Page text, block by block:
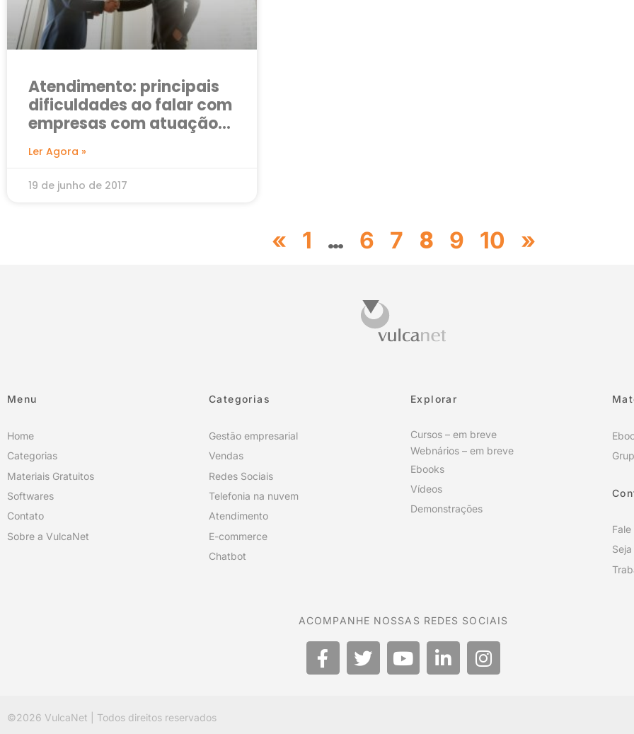
Atendimento: principais
dificuldades ao falar com
empresas com atuação
Ler Agora »
19 de junho de 2017
« 1 … 6 7 8 9 10 »
Menu
Home
Categorias
Materiais Gratuitos
Softwares
Contato
Sobre a VulcaNet
Categorias
Gestão empresarial
Vendas
Redes Sociais
Telefonia na nuvem
Atendimento
E-commerce
Chatbot
Explorar
Cursos – em breve
Webnários – em breve
Ebooks
Vídeos
Demonstrações
ACOMPANHE NOSSAS REDES SOCIAIS
©2026 VulcaNet | Todos direitos reservados